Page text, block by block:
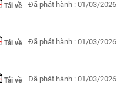
Tải về Đã phát hành : 01/03/2026
Tải về Đã phát hành : 01/03/2026
Tải về Đã phát hành : 01/03/2026